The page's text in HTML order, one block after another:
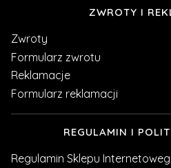
Linki w stopceZWROTY I
Zwroty
Formularz zwrotu
Reklamacje
Formularz reklamacji
REGULAMIN I
Regulamin Sklepu